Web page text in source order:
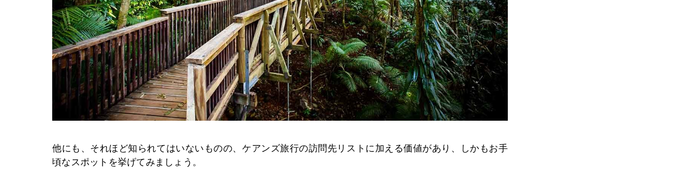
他にも、それほど知られてはいないものの、ケアンズ旅行の訪問先リストに加える価値があり、しかもお手
頃なスポットを挙げてみましょう。